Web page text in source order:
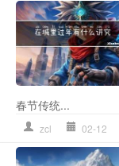
春节传统...
zcl 02-12